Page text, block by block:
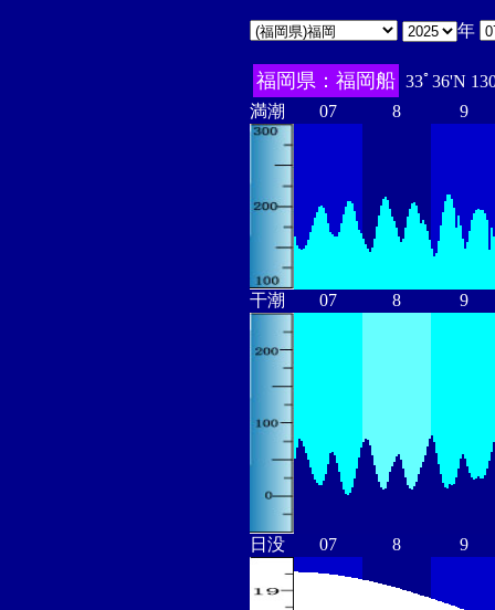
年
福岡県：福岡船 33ﾟ36'N
満潮
07 8 9
干潮 07 8 9
日没 07 8 9